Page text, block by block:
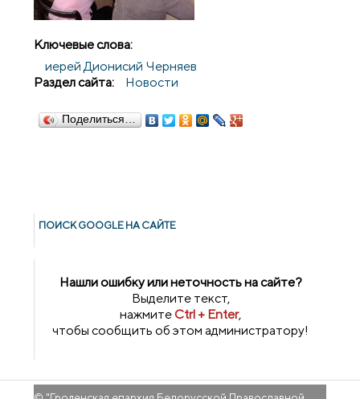
Ключевые слова:
иерей Дионисий Черняев
Раздел сайта:
Новости
Поделиться…
ПОИСК GOОGLE НА САЙТЕ
Нашли ошибку или неточность на сайте?
Выделите текст,
нажмитеCtrl + Enter,
чтобы сообщить об этом администратору!